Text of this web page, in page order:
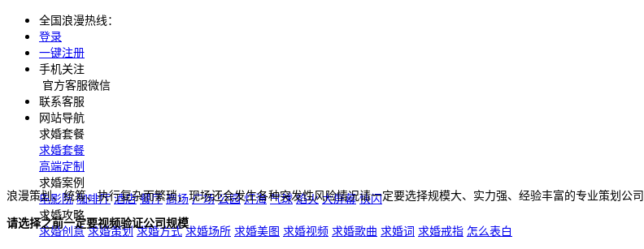
全国浪漫热线：
登录
一键注册
手机关注
官方客服微信
联系客服
网站导航
求婚套餐
求婚套餐
高端定制
求婚案例
电影院 咖啡厅 酒店 餐厅 商场 广场 公园 灯海 气球 焰火 大屏幕 快闪
求婚攻略
求婚创意 求婚策划 求婚方式 求婚场所 求婚美图 求婚视频 求婚歌曲 求婚词 求婚戒指 怎么表白
浪漫策划、统筹、执行复杂而繁琐，现场还会发生各种突发性风险情况请一定要选择规模大、实力强、经验丰富的专业策划公司
请选择之前一定要视频验证公司规模